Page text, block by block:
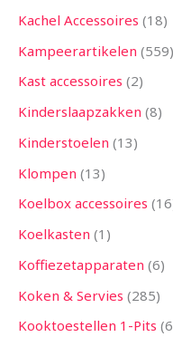
Kachel Accessoires 18
Kampeerartikelen 559
Kast accessoires 2
Kinderslaapzakken 8
Kinderstoelen 13
Klompen 13
Koelbox accessoires 16
Koelkasten 1
Koffiezetapparaten 6
Koken & Servies 285
Kooktoestellen 1-Pits 6